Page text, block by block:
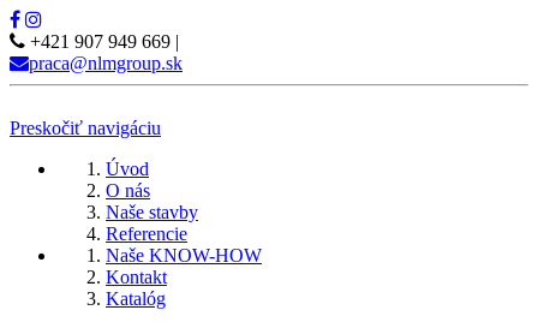
+421 907 949 669 |
praca@nlmgroup.sk
Preskočiť navigáciu
Úvod
O nás
Naše stavby
Referencie
Naše KNOW-HOW
Kontakt
Katalóg